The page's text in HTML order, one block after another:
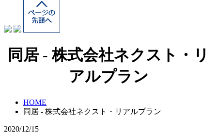
同居 - 株式会社ネクスト・リ
アルプラン
HOME
同居 - 株式会社ネクスト・リアルプラン
2020/12/15